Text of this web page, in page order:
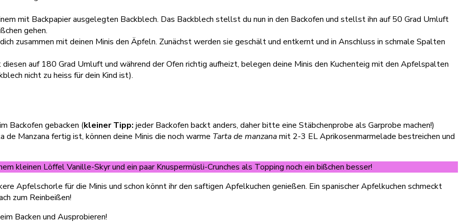
mit Backpapier ausgelegten Backblech. Das Backblech stellst du nun in den Backofen und stellst ihn auf 50 Grad Umluft
gehen.
zusammen mit deinen Minis den Äpfeln. Zunächst werden sie geschält und entkernt und in Anschluss in schmale Spalten
auf 180 Grad Umluft und während der Ofen richtig aufheizt, belegen deine Minis den Kuchenteig mit den Apfelspalten
nicht zu heiss für dein Kind ist).
Backofen gebacken (kleiner Tipp: jeder Backofen backt anders, daher bitte eine Stäbchenprobe als Garprobe machen!)
Manzana fertig ist, können deine Minis die noch warme Tarta de manzanamit 2-3 EL Aprikosenmarmelade bestreichen und
kleinen Löffel Vanille-Skyr und ein paar Knuspermüsli-Crunches als Topping noch ein bißchen besser!
Apfelschorle für die Minis und schon könnt ihr den saftigen Apfelkuchen genießen. Ein spanischer Apfelkuchen schmeckt
zum Reinbeißen!
Backen und Ausprobieren!